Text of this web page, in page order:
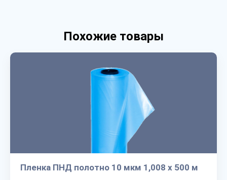
Похожие товары
Пленка ПНД полотно 10 мкм 1,008 х 500 м